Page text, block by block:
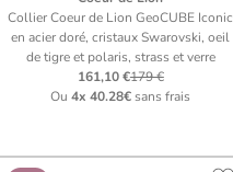
Collier Coeur de Lion GeoCUBE Iconic
en acier doré, cristaux Swarovski, oeil
de tigre et polaris, strass et verre
161,10 €179 €
Ou4x 40.28€sans frais